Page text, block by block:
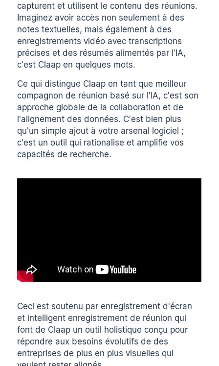
capturent et utilisent le contenu des réunions.
Imaginez avoir accès non seulement à des
notes textuelles, mais également à des
enregistrements vidéo avectranscriptions
précises et des résumés alimentés par l'IA,
c'est Claap en quelques mots.
Ce qui distingue Claap en tant que meilleur
compagnon de réunion basé sur l'IA, c'est son
approche globale de la collaboration et de
l'alignement des données. C'est bien plus
qu'un simple ajout à votre arsenal logiciel ;
c'est un outil qui rationalise et amplifie vos
capacités de recherche.
Ceci est soutenu par enregistrement d'écran
et intelligent enregistrement de réunion qui
font de Claap un outil holistique conçu pour
répondre aux besoins évolutifs de des
entreprises de plus en plus visuelles qui